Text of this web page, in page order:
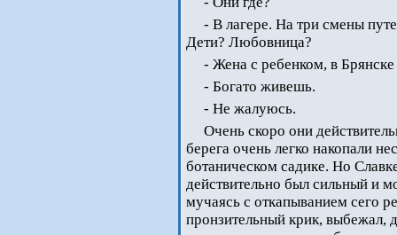
- В лагере. На три смены
Дети? Любовница?
- Жена с ребенком, в
- Богато живешь.
- Не жалуюсь.
Очень скоро они
берега очень легко накопали
ботаническом садике. Но
действительно был сильный и
мучаясь с откапыванием сего
пронзительный крик, выбежал,